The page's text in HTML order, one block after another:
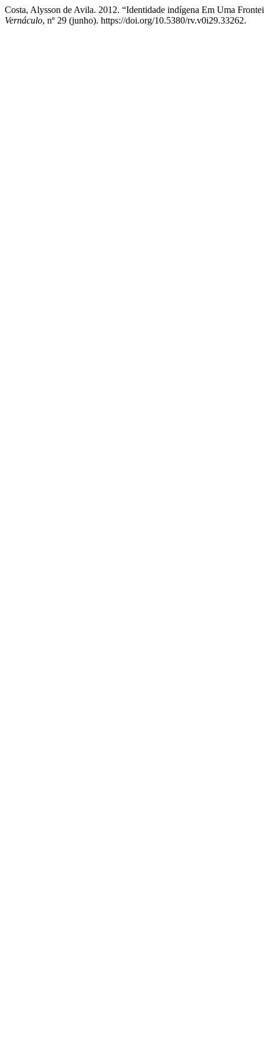
Costa, Alysson de Avila. 2012. “Identidade indígena Em Uma
Vernáculo, nº 29 (junho). https://doi.org/10.5380/rv.v0i29.33262.